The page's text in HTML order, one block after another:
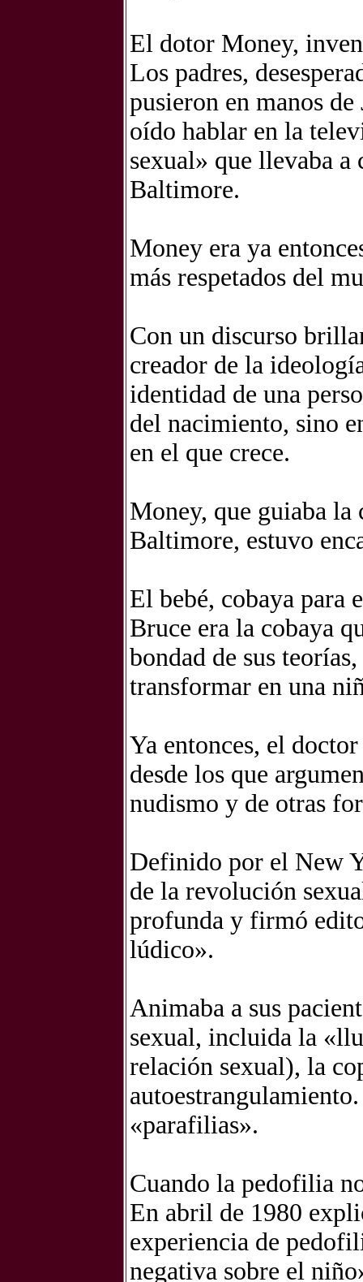
El dotor Money,
Los padres,
pusieron en manos
oído hablar en la
sexual» que llevaba
Baltimore.
Money era ya
más respetados del
Con un discurso
creador de la
identidad de una
del nacimiento, sino
en el que crece.
Money, que guiaba
Baltimore, estuvo
El bebé, cobaya
Bruce era la cobaya
bondad de sus
transformar en una
Ya entonces, el
desde los que
nudismo y de otras
Definido por el New
de la revolución
profunda y firmó
lúdico».
Animaba a sus
sexual, incluida la
relación sexual), la
«parafilias».
Cuando la pedofilia
En abril de 1980
experiencia de
negativa sobre el